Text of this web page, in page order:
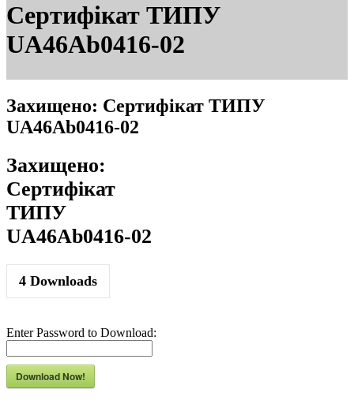
Сертифікат ТИПУ
UA46Ab0416-02
Захищено: Сертифікат ТИПУ
UA46Ab0416-02
Захищено:
Сертифікат
ТИПУ
UA46Ab0416-02
4 Downloads
Enter Password to Download:
Download Now!